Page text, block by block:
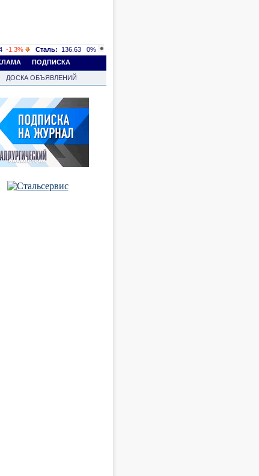
-1.3% Сталь: 136.63
0%
ПОДПИСКА
ДОСКА ОБЪЯВЛЕНИЙ